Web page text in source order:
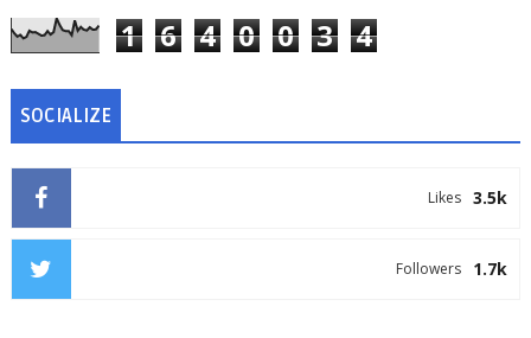
1 6 4 0 0 3 4
SOCIALIZE
3.5k
Likes
1.7k
Followers